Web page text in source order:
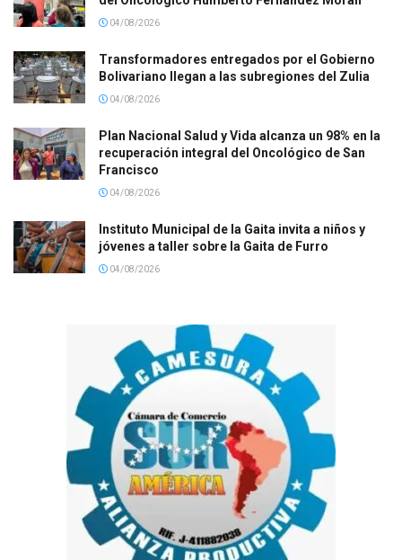
04/08/2026
Transformadores entregados por el Gobierno
Bolivariano llegan a las subregiones del Zulia
04/08/2026
Plan Nacional Salud y Vida alcanza un 98% en la
recuperación integral del Oncológico de San
Francisco
04/08/2026
Instituto Municipal de la Gaita invita a niños y
jóvenes a taller sobre la Gaita de Furro
04/08/2026